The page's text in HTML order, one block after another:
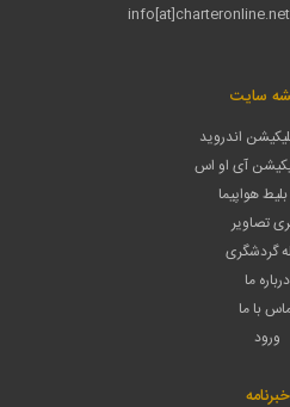
info[at]charteronline.net
سایت
اندروید
آی او اس
هواپیما
تصاویر
گردشگری
درباره ما
با ما
ورود
خبرنامه